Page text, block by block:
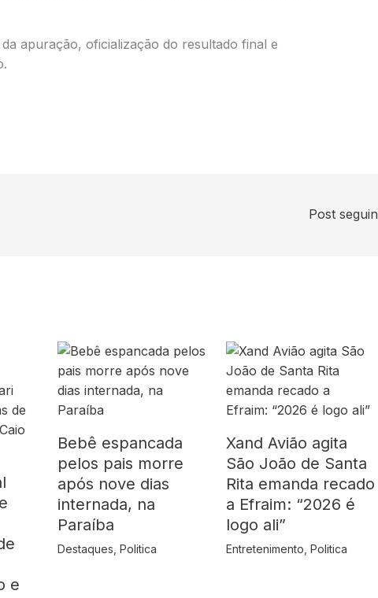
apuração, oficialização do resultado final e
Post
e
Bebê espancada
pelos pais morre
após nove dias
internada, na
Paraíba
Destaques Politica
Xand Avião agita
São João de Santa
Rita emanda recado
a Efraim: “2026 é
logo ali”
Entretenimento ,Politica